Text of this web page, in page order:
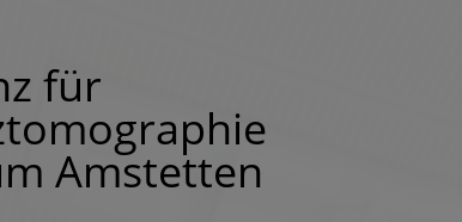
für
Amstetten